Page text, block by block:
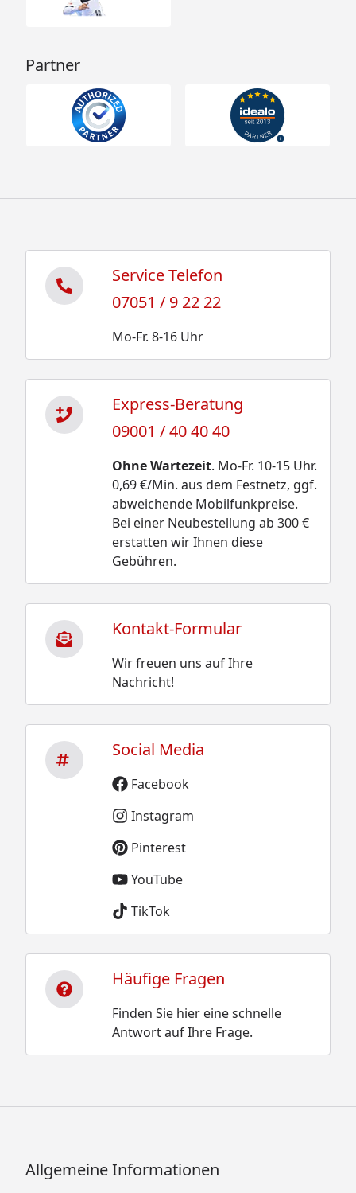
Partner
Service Telefon
07051 / 9 22 22
Mo-Fr. 8-16 Uhr
Express-Beratung
09001 / 40 40 40
Ohne Wartezeit. Mo-Fr. 10-15 Uhr.
0,69 €/Min. aus dem Festnetz, ggf.
abweichende Mobilfunkpreise.
Bei einer Neubestellung ab 300 €
erstatten wir Ihnen diese
Gebühren.
Kontakt-Formular
Wir freuen uns auf Ihre
Nachricht!
Social Media
Facebook
Instagram
Pinterest
YouTube
TikTok
Häufige Fragen
Finden Sie hier eine schnelle
Antwort auf Ihre Frage.
Allgemeine Informationen